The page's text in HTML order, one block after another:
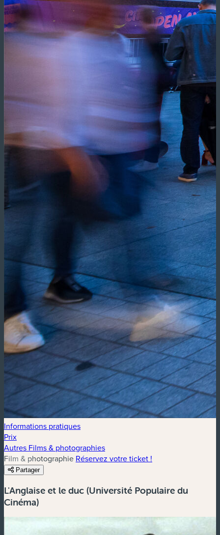
Informations pratiques
Prix
Autres Films & photographies
Film & photographie Réservez votre ticket !
Partager
L'Anglaise et le duc (Université Populaire du
Cinéma)